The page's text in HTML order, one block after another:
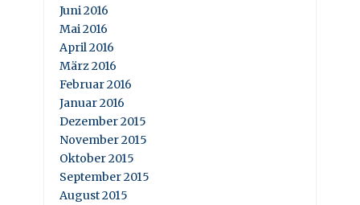
Juni 2016
Mai 2016
April 2016
März 2016
Februar 2016
Januar 2016
Dezember 2015
November 2015
Oktober 2015
September 2015
August 2015